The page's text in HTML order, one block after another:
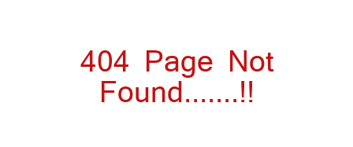
404 Page Not
Found.......!!